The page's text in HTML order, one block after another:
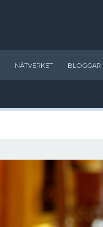
NÄTVERKET BLOGGAR